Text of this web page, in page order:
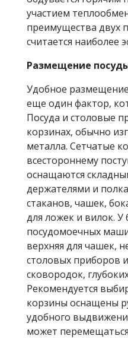
участием
преимущества двух
считается наиболее
Размещение
Удобное
еще один фактор,
Посуда и столовые
корзинах, обычно
металла. Сетчатые
всестороннему
оснащаются
держателями и
стаканов, чашек,
для ложек и вилок. У
посудомоечных
верхняя для чашек,
столовых приборов
сковородок,
Рекомендуется
корзины оснащены
удобного
может